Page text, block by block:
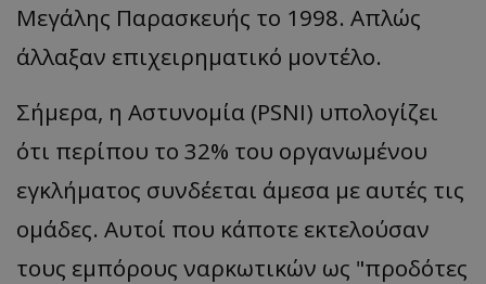
Μεγάλης Παρασκευής το 1998. Απλώς
άλλαξαν επιχειρηματικό μοντέλο.
Σήμερα, η Αστυνομία (PSNI) υπολογίζει
ότι περίπου το 32% του οργανωμένου
εγκλήματος συνδέεται άμεσα με αυτές τις
ομάδες. Αυτοί που κάποτε εκτελούσαν
τους εμπόρους ναρκωτικών ως "προδότες